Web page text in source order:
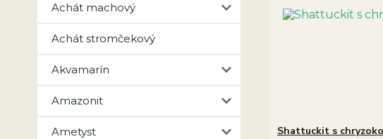
Achát machový
Achát stromčekový
Akvamarín
Amazonit
Ametyst Shattuckit s